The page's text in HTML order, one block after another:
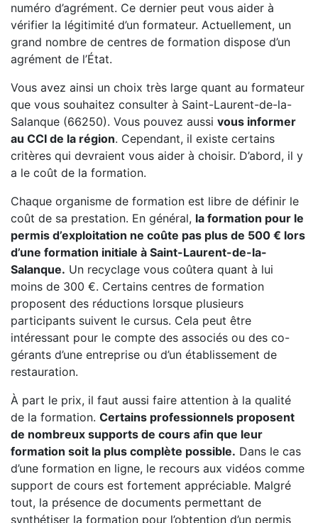
numéro d’agrément. Ce dernier peut vous aider à
vérifier la légitimité d’un formateur. Actuellement, un
grand nombre de centres de formation dispose d’un
agrément de l’État.
Vous avez ainsi un choix très large quant au formateur
que vous souhaitez consulter à Saint-Laurent-de-la-
Salanque (66250). Vous pouvez aussi vous informer
au CCI de la région. Cependant, il existe certains
critères qui devraient vous aider à choisir. D’abord, il y
a le coût de la formation.
Chaque organisme de formation est libre de définir le
coût de sa prestation. En général, la formation pour le
permis d’exploitation ne coûte pas plus de 500 € lors
d’une formation initiale à Saint-Laurent-de-la-
Salanque. Un recyclage vous coûtera quant à lui
moins de 300 €. Certains centres de formation
proposent des réductions lorsque plusieurs
participants suivent le cursus. Cela peut être
intéressant pour le compte des associés ou des co-
gérants d’une entreprise ou d’un établissement de
restauration.
À part le prix, il faut aussi faire attention à la qualité
de la formation. Certains professionnels proposent
de nombreux supports de cours afin que leur
formation soit la plus complète possible. Dans le cas
d’une formation en ligne, le recours aux vidéos comme
support de cours est fortement appréciable. Malgré
tout, la présence de documents permettant de
synthétiser la formation pour l’obtention d’un permis